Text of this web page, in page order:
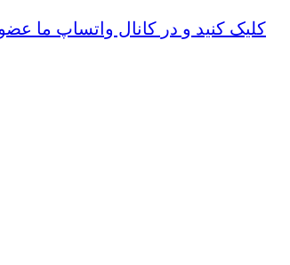
کلیک کنید و در کانال واتساپ ما